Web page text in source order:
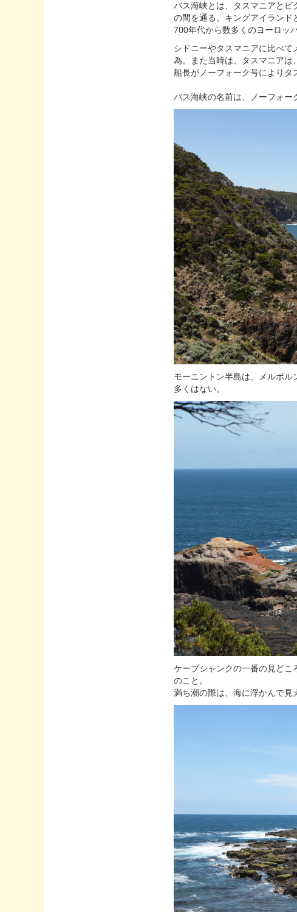
バス海峡とは、タスマニアと
の間を通る。キングアイランド
700年代から数多くのヨーロッ
シドニーやタスマニアに比べ
為。また当時は、タスマニアは
船長がノーフォーク号によりタ
バス海峡の名前は、ノーフォー
モーニントン半島は、メルボ
多くはない。
ケープシャンクの一番の見ど
のこと。
満ち潮の際は、海に浮かんで見